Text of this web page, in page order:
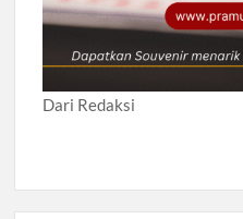
Dari Redaksi